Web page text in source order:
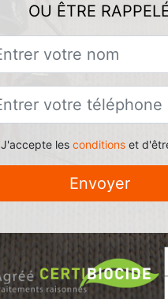
OU ÊTRE
J'accepte les conditionset
Envoyer